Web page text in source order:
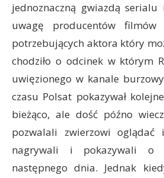
jednoznaczną gwiazdą
uwagę producentów filmów
potrzebujących aktora który
chodziło o odcinek w którym
uwięzionego w kanale
czasu Polsat pokazywał
bieżąco, ale dość późno
pozwalali zwierzowi oglądać
nagrywali i pokazywali o
następnego dnia. Jednak